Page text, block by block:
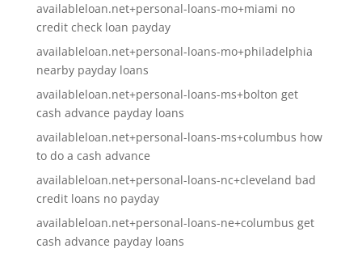
availableloan.net+personal-loans-mo+miami no
credit check loan payday
availableloan.net+personal-loans-mo+philadelphia
nearby payday loans
availableloan.net+personal-loans-ms+bolton get
cash advance payday loans
availableloan.net+personal-loans-ms+columbus how
to do a cash advance
availableloan.net+personal-loans-nc+cleveland bad
credit loans no payday
availableloan.net+personal-loans-ne+columbus get
cash advance payday loans